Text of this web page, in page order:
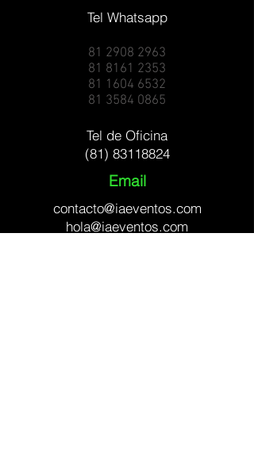
Tel Whatsapp
81 2908 2963
81 8161 2353
81 1604 6532
81 3584 0865
Tel de Oficina
(81) 83118824
Email
contacto@iaeventos.com
hola@iaeventos.com